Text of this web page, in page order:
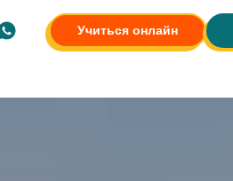
Учиться онлайн